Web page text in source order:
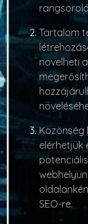
Tartalom
növelheti
Közönség
elérhetjük
SEO-re.